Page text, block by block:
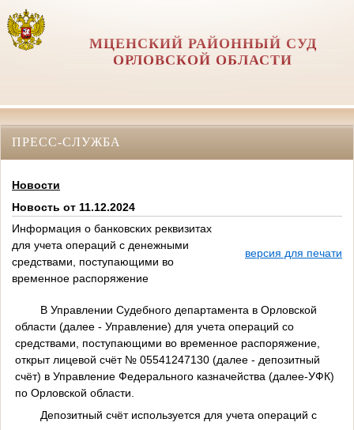
МЦЕНСКИЙ РАЙОННЫЙ СУД
ОРЛОВCКОЙ ОБЛАСТИ
ПРЕСС-СЛУЖБА
Новости
Новость от 11.12.2024
Информация о банковских реквизитах
для учета операций с денежными
средствами, поступающими во
временное распоряжение
версия для печати
В Управлении Судебного департамента в Орловской
области (далее - Управление) для учета операций со
средствами, поступающими во временное распоряжение,
открыт лицевой счёт № 05541247130 (далее - депозитный
счёт) в Управление Федерального казначейства (далее-УФК)
по Орловской области.
Депозитный счёт используется для учета операций с